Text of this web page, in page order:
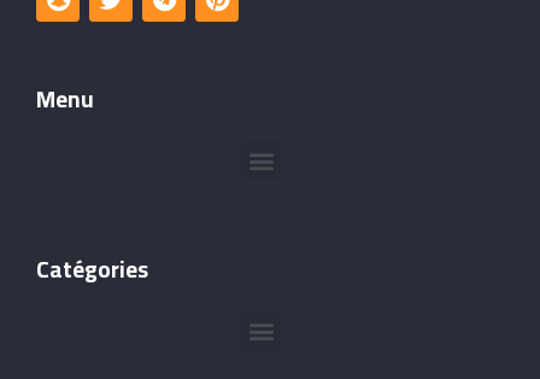
Menu
Catégories